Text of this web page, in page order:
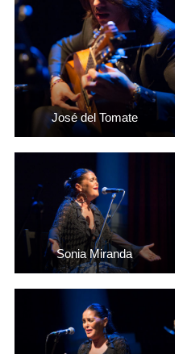
José del Tomate
Sonia Miranda